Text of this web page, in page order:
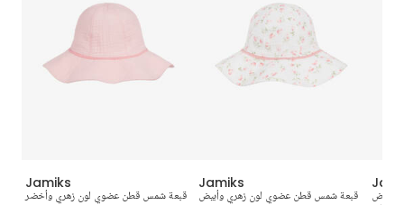
Jamiks
قبعة شمس قطن عضوي لون زهري وأخضر
Jamiks
قبعة شمس قطن عضوي لون زهري وأبيض
وأبيض